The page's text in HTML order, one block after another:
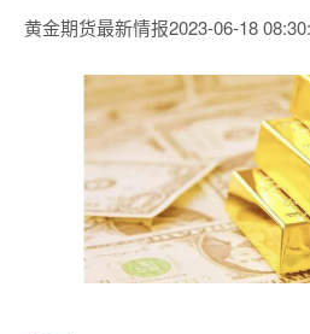
黄金期货最新情报2023-06-18